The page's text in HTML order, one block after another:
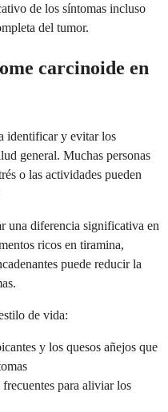
de los síntomas incluso
del tumor.
carcinoide en
identificar y evitar los
general. Muchas personas
o las actividades pueden
una diferencia significativa en
ricos en tiramina,
puede reducir la
de vida:
y los quesos añejos que
para aliviar los